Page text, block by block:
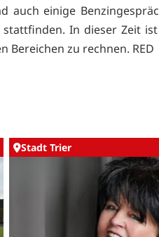
auch einige
In dieser Zeit
Bereichen zu rechnen. RED
Stadt Trier